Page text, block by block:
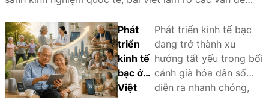
pháp luật về stablecoin tại Việt Nam.
Phát
triển
kinh tế
bạc ở
Việt
Phát triển kinh tế bạc
đang trở thành xu
hướng tất yếu trong bối
cảnh già hóa dân số
diễn ra nhanh chóng,